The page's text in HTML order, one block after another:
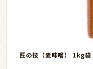
匠の技（麦味噌） 1kg袋